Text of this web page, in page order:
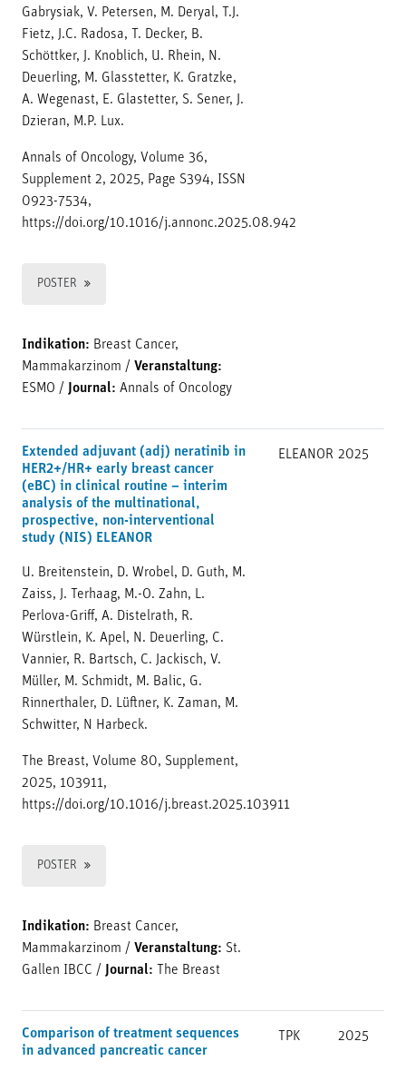
Gabrysiak, V. Petersen, M. Deryal, T.J.
Fietz, J.C. Radosa, T. Decker, B.
Schöttker, J. Knoblich, U. Rhein, N.
Deuerling, M. Glasstetter, K. Gratzke,
A. Wegenast, E. Glastetter, S. Sener, J.
Dzieran, M.P. Lux.
Annals of Oncology, Volume 36,
Supplement 2, 2025, Page S394, ISSN
0923-7534,
https://doi.org/10.1016/j.annonc.2025.08.942
POSTER
Indikation: Breast Cancer,
Mammakarzinom / Veranstaltung:
ESMO / Journal: Annals of Oncology
Extended adjuvant (adj) neratinib in
HER2+/HR+ early breast cancer
(eBC) in clinical routine – interim
analysis of the multinational,
prospective, non-interventional
study (NIS) ELEANOR
U. Breitenstein, D. Wrobel, D. Guth, M.
Zaiss, J. Terhaag, M.-O. Zahn, L.
Perlova-Griff, A. Distelrath, R.
Würstlein, K. Apel, N. Deuerling, C.
Vannier, R. Bartsch, C. Jackisch, V.
Müller, M. Schmidt, M. Balic, G.
Rinnerthaler, D. Lüftner, K. Zaman, M.
Schwitter, N Harbeck.
The Breast, Volume 80, Supplement,
2025, 103911,
https://doi.org/10.1016/j.breast.2025.103911
POSTER
Indikation: Breast Cancer,
Mammakarzinom / Veranstaltung: St.
Gallen IBCC / Journal: The Breast
ELEANOR 2025
Comparison of treatment sequences
in advanced pancreatic cancer
TPK 2025